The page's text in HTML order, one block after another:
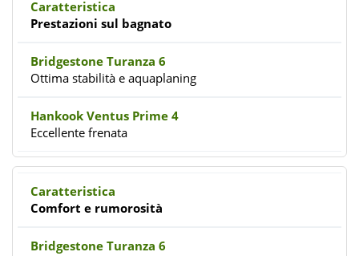
Prestazioni sul bagnato
Ottima stabilità e aquaplaning
Eccellente frenata
Comfort e rumorosità